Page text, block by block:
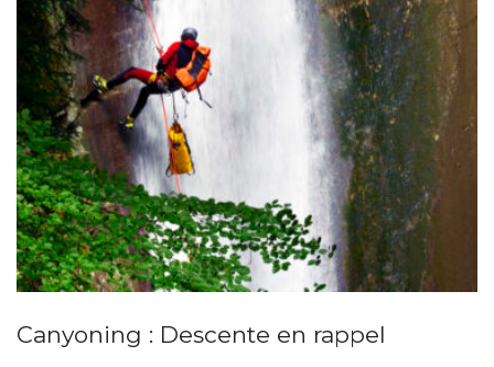
Canyoning : Descente en rappel